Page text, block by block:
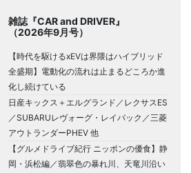
雑誌『CAR and DRIVER』
（2026年9月号）
【時代を駆けるxEVは界隈はハイブリッド
全盛期】電動化の流れは止まるどころか進
化し続けている
日産キックス＋エルグランド／レクサスES
／SUBARUレヴォーグ・レイバック／三菱
アウトランダーPHEV 他
【グルメドライブ紀行 ニッポンの優食】静
岡・浜松編／翡翠色の暴れ川、天竜川沿い